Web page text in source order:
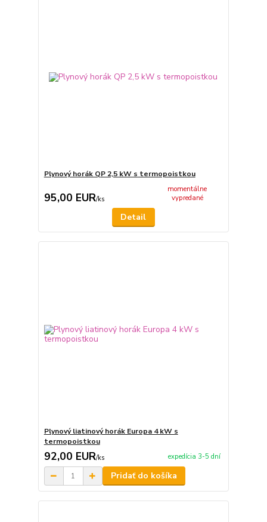
Plynový horák QP 2,5 kW s termopoistkou
95,00 EUR/ks
momentálne
vypredané
Detail
Plynový liatinový horák Europa 4 kW s
termopoistkou
92,00 EUR/ks expedícia 3-5 dní
Pridať do košíka